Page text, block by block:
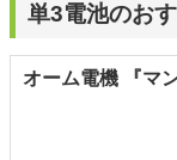
単3電池のお
オーム電機 『マ